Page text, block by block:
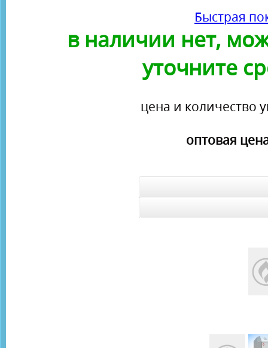
Быстрая
в наличии нет,
уточните
цена и количество
оптовая